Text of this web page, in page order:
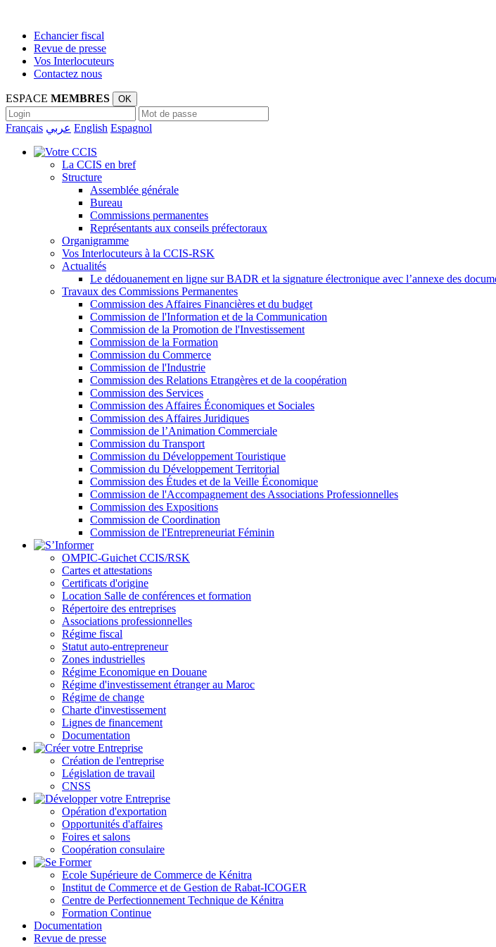
Echancier fiscal
Revue de presse
Vos Interlocuteurs
Contactez nous
ESPACE MEMBRES OK
Français عربي English Espagnol
La CCIS en bref
Structure
Assemblée générale
Bureau
Commissions permanentes
Représentants aux conseils préfectoraux
Organigramme
Vos Interlocuteurs à la CCIS-RSK
Actualités
Le dédouanement en ligne sur BADR et la signature électronique avec l’annexe des
Travaux des Commissions Permanentes
Commission des Affaires Financières et du budget
Commission de l'Information et de la Communication
Commission de la Promotion de l'Investissement
Commission de la Formation
Commission du Commerce
Commission de l'Industrie
Commission des Relations Etrangères et de la coopération
Commission des Services
Commission des Affaires Économiques et Sociales
Commission des Affaires Juridiques
Commission de l’Animation Commerciale
Commission du Transport
Commission du Développement Touristique
Commission du Développement Territorial
Commission des Études et de la Veille Économique
Commission de l'Accompagnement des Associations Professionnelles
Commission des Expositions
Commission de Coordination
Commission de l'Entrepreneuriat Féminin
OMPIC-Guichet CCIS/RSK
Cartes et attestations
Certificats d'origine
Location Salle de conférences et formation
Répertoire des entreprises
Associations professionnelles
Régime fiscal
Statut auto-entrepreneur
Zones industrielles
Régime Economique en Douane
Régime d'investissement étranger au Maroc
Régime de change
Charte d'investissement
Lignes de financement
Documentation
Création de l'entreprise
Législation de travail
CNSS
Opération d'exportation
Opportunités d'affaires
Foires et salons
Coopération consulaire
Ecole Supérieure de Commerce de Kénitra
Institut de Commerce et de Gestion de Rabat-ICOGER
Centre de Perfectionnement Technique de Kénitra
Formation Continue
Documentation
Revue de presse